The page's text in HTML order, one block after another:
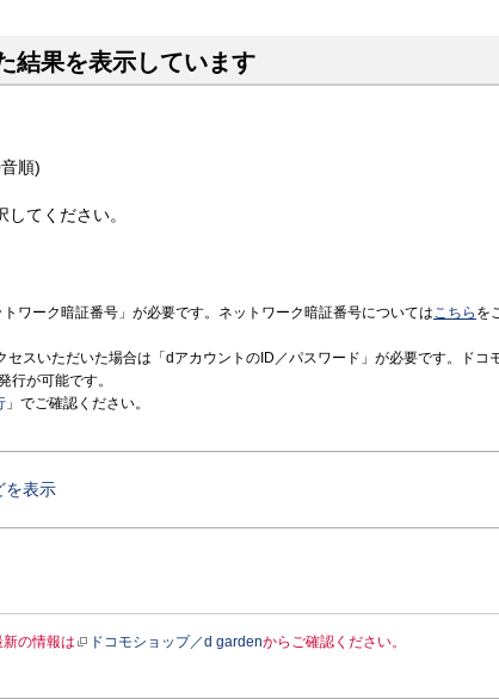
結果を表示しています
順)
てください。
ワーク暗証番号」が必要です。ネットワーク暗証番号についてはこちら を
スいただいた場合は「dアカウントのID／パスワード」が必要です。ドコ
行が可能です。
」でご確認ください。
を表示
の情報は ドコモショップ／d gardenからご確認ください。